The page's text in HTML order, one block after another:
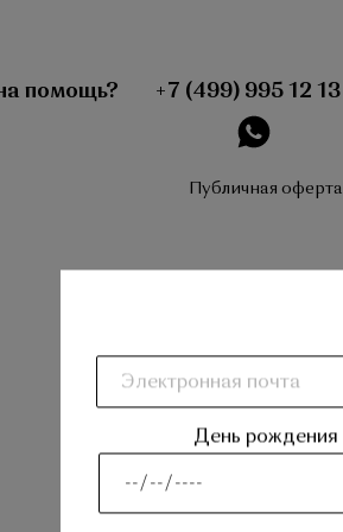
День рождения
помощь? +7 (499) 995 12 13
instagram
Публичная оферта